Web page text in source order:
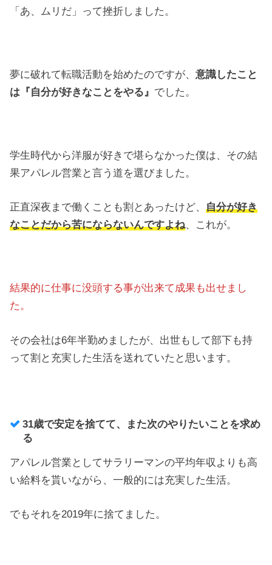
「あ、ムリだ」って挫折しました。
夢に破れて転職活動を始めたのですが、意識したこと
は『自分が好きなことをやる』 でした。
学生時代から洋服が好きで堪らなかった僕は、その結
果アパレル営業と言う道を選びました。
正直深夜まで働くことも割とあったけど、自分が好き
なことだから苦にならないんですよね、これが。
結果的に仕事に没頭する事が出来て成果も出せまし
た。
その会社は6年半勤めましたが、出世もして部下も持
って割と充実した生活を送れていたと思います。
31歳で安定を捨てて、また次のやりたいことを求め
る
アパレル営業としてサラリーマンの平均年収よりも高
い給料を貰いながら、一般的には充実した生活。
でもそれを2019年に捨てました。